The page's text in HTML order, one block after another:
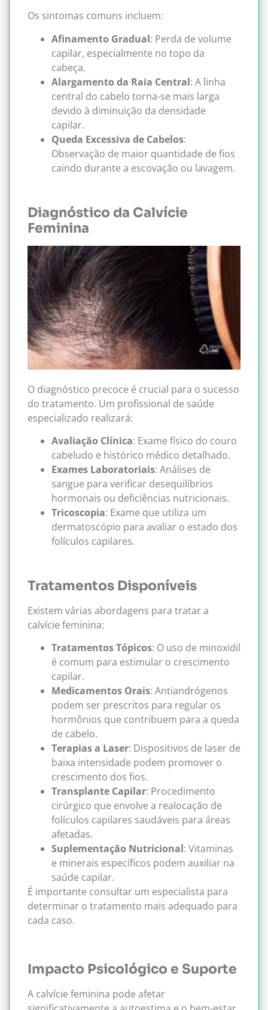
Os sintomas comuns incluem:
Afinamento Gradual: Perda de volume
capilar, especialmente no topo da
cabeça.
Alargamento da Raia Central: A linha
central do cabelo torna-se mais larga
devido à diminuição da densidade
capilar.
Queda Excessiva de Cabelos:
Observação de maior quantidade de fios
caindo durante a escovação ou lavagem.
Diagnóstico da Calvície
Feminina
O diagnóstico precoce é crucial para o sucesso
do tratamento. Um profissional de saúde
especializado realizará:
Avaliação Clínica: Exame físico do couro
cabeludo e histórico médico detalhado.
Exames Laboratoriais: Análises de
sangue para verificar desequilíbrios
hormonais ou deficiências nutricionais.
Tricoscopia: Exame que utiliza um
dermatoscópio para avaliar o estado dos
folículos capilares.
Tratamentos Disponíveis
Existem várias abordagens para tratar a
calvície feminina:
Tratamentos Tópicos: O uso de minoxidil
é comum para estimular o crescimento
capilar.
Medicamentos Orais: Antiandrógenos
podem ser prescritos para regular os
hormônios que contribuem para a queda
de cabelo.
Terapias a Laser: Dispositivos de laser de
baixa intensidade podem promover o
crescimento dos fios.
Transplante Capilar: Procedimento
cirúrgico que envolve a realocação de
folículos capilares saudáveis para áreas
afetadas.
Suplementação Nutricional: Vitaminas
e minerais específicos podem auxiliar na
saúde capilar.
É importante consultar um especialista para
determinar o tratamento mais adequado para
cada caso.
Impacto Psicológico e Suporte
A calvície feminina pode afetar